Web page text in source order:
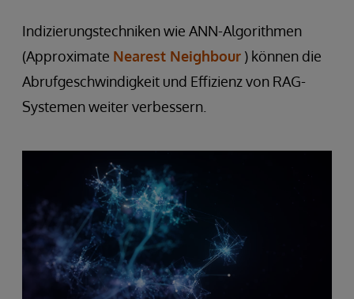
Indizierungstechniken wie ANN-Algorithmen
(Approximate Nearest Neighbour ) können die
Abrufgeschwindigkeit und Effizienz von RAG-
Systemen weiter verbessern.